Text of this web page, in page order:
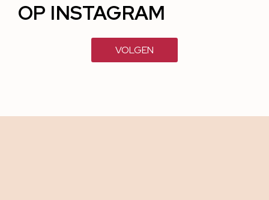
OP INSTAGRAM
VOLGEN